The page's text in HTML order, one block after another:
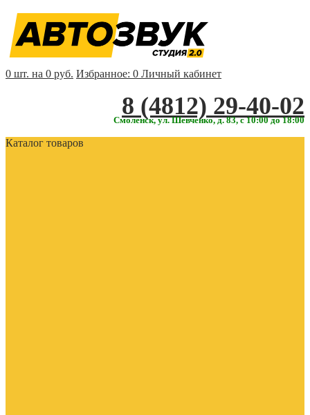
0 шт. на 0 руб. Избранное: 0 Личный кабинет
‎‎8 (4812) 29-40-02
Смоленск, ул. Шевченко, д. 83, с 10:00 до 18:00
Каталог товаров